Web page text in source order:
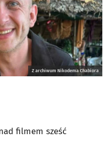
Z archiwum Nikodema Chabiora
filmem sześć